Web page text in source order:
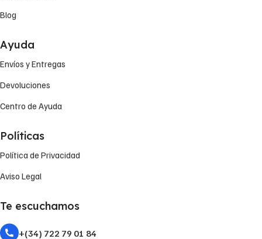
Blog
Ayuda
Envíos y Entregas
Devoluciones
Centro de Ayuda
Políticas
Política de Privacidad
Aviso Legal
Te escuchamos
+(34) 722 79 01 84